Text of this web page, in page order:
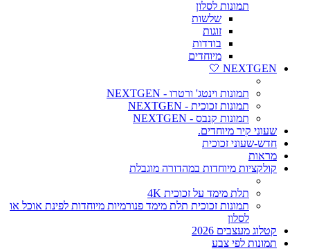
תמונות לסלון
שלשות
זוגות
בודדות
מיוחדים
NEXTGEN 🤍
תמונות וינטג' ורטרו - NEXTGEN
תמונות זכוכית - NEXTGEN
תמונות קנבס - NEXTGEN
שעוני קיר מיוחדים.
חדש-שעוני זכוכית
מראות
קולקציות מיוחדות במהדורה מוגבלת
תלת מימד על זכוכית 4K
תמונות זכוכית תלת מימד פנורמיות מיוחדות לפינת אוכל או
לסלון
קטלוג מעצבים 2026
תמונות לפי צבע